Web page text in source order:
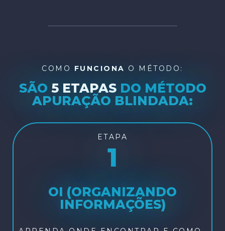
COMO FUNCIONA O MÉTODO:
SÃO 5 ETAPASDO MÉTODO
APURAÇÃO BLINDADA:
ETAPA
1
OI (ORGANIZANDO
INFORMAÇÕES)